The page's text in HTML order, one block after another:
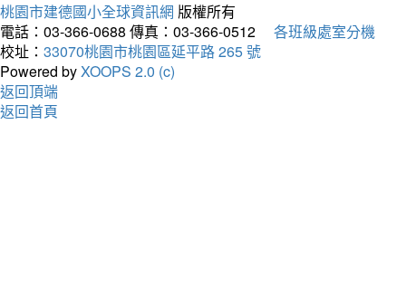
桃園市建德國小全球資訊網 版權所有
電話：03-366-0688 傳真：03-366-0512
各班級處室分機
校址： 33070桃園市桃園區延平路 265 號
Powered byXOOPS 2.0 (c)
返回頂端
返回首頁